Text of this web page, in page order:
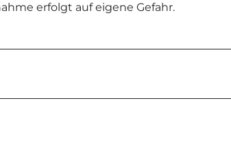
erfolgt auf eigene Gefahr.